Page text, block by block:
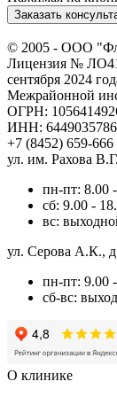
Заказать
© 2005 - ООО
Лицензия №
сентября 2024
Межрайонной
ОГРН:
ИНН: 6449035786
+7 (8452) 659-666
ул. им. Рахова
пн-пт: 8.00
сб: 9.00 -
вс:
ул. Серова А.К.,
пн-пт: 9.00
сб-вс:
О клинике